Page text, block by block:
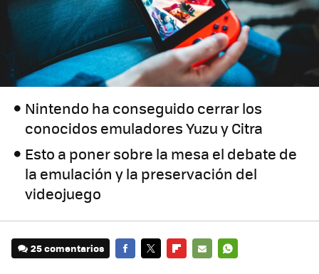
Nintendo ha conseguido cerrar los
conocidos emuladores Yuzu y Citra
Esto a poner sobre la mesa el debate de
la emulación y la preservación del
videojuego
25 comentarios